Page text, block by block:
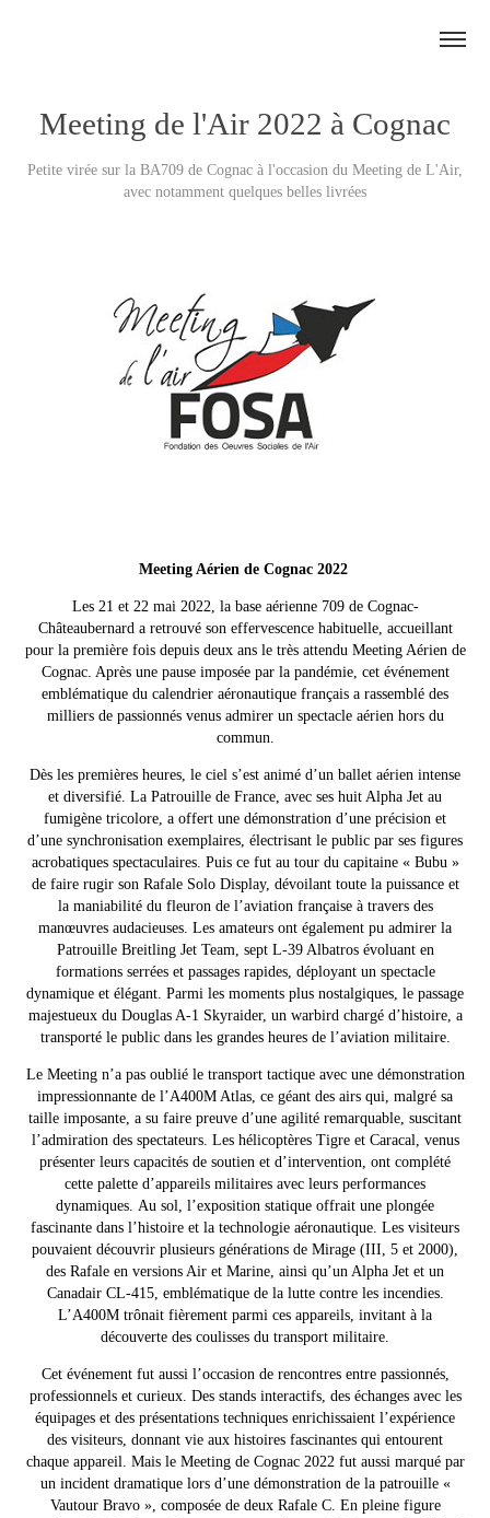
Meeting de l'Air 2022 à Cognac
Petite virée sur la BA709 de Cognac à l'occasion du Meeting de L'Air,
avec notamment quelques belles livrées
Meeting Aérien de Cognac 2022
Les 21 et 22 mai 2022, la base aérienne 709 de Cognac-
Châteaubernard a retrouvé son effervescence habituelle, accueillant
pour la première fois depuis deux ans le très attendu Meeting Aérien de
Cognac. Après une pause imposée par la pandémie, cet événement
emblématique du calendrier aéronautique français a rassemblé des
milliers de passionnés venus admirer un spectacle aérien hors du
commun.
Dès les premières heures, le ciel s’est animé d’un ballet aérien intense
et diversifié. La Patrouille de France, avec ses huit Alpha Jet au
fumigène tricolore, a offert une démonstration d’une précision et
d’une synchronisation exemplaires, électrisant le public par ses figures
acrobatiques spectaculaires. Puis ce fut au tour du capitaine « Bubu »
de faire rugir son Rafale Solo Display, dévoilant toute la puissance et
la maniabilité du fleuron de l’aviation française à travers des
manœuvres audacieuses. Les amateurs ont également pu admirer la
Patrouille Breitling Jet Team, sept L-39 Albatros évoluant en
formations serrées et passages rapides, déployant un spectacle
dynamique et élégant. Parmi les moments plus nostalgiques, le passage
majestueux du Douglas A-1 Skyraider, un warbird chargé d’histoire, a
transporté le public dans les grandes heures de l’aviation militaire.
Le Meeting n’a pas oublié le transport tactique avec une démonstration
impressionnante de l’A400M Atlas, ce géant des airs qui, malgré sa
taille imposante, a su faire preuve d’une agilité remarquable, suscitant
l’admiration des spectateurs. Les hélicoptères Tigre et Caracal, venus
présenter leurs capacités de soutien et d’intervention, ont complété
cette palette d’appareils militaires avec leurs performances
dynamiques. Au sol, l’exposition statique offrait une plongée
fascinante dans l’histoire et la technologie aéronautique. Les visiteurs
pouvaient découvrir plusieurs générations de Mirage (III, 5 et 2000),
des Rafale en versions Air et Marine, ainsi qu’un Alpha Jet et un
Canadair CL-415, emblématique de la lutte contre les incendies.
L’A400M trônait fièrement parmi ces appareils, invitant à la
découverte des coulisses du transport militaire.
Cet événement fut aussi l’occasion de rencontres entre passionnés,
professionnels et curieux. Des stands interactifs, des échanges avec les
équipages et des présentations techniques enrichissaient l’expérience
des visiteurs, donnant vie aux histoires fascinantes qui entourent
chaque appareil. Mais le Meeting de Cognac 2022 fut aussi marqué par
un incident dramatique lors d’une démonstration de la patrouille «
Vautour Bravo », composée de deux Rafale C. En pleine figure